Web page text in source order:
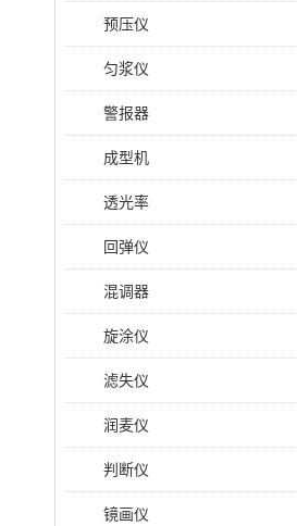
预压仪
匀浆仪
警报器
成型机
透光率
回弹仪
混调器
旋涂仪
滤失仪
润麦仪
判断仪
镜画仪